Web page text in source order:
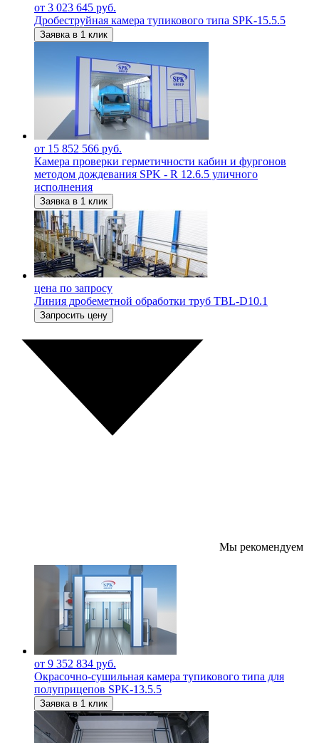
от 3 023 645 руб.
Дробеструйная камера тупикового типа SPK-15.5.5
Заявка в 1 клик
от 15 852 566 руб.
Камера проверки герметичности кабин и фургонов
методом дождевания SPK ‐ R 12.6.5 уличного
исполнения
Заявка в 1 клик
цена по запросу
Линия дробеметной обработки труб TBL-D10.1
Запросить цену
Мы рекомендуем
от 9 352 834 руб.
Окрасочно-сушильная камера тупикового типа для
полуприцепов SPK-13.5.5
Заявка в 1 клик